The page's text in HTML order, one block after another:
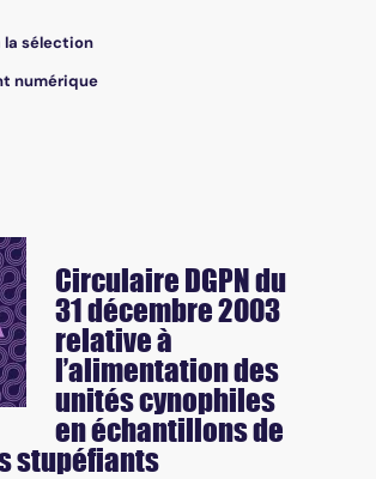
la sélection
numérique
Circulaire DGPN du
31 décembre 2003
relative à
l’alimentation des
unités cynophiles
en échantillons de
stupéfiants